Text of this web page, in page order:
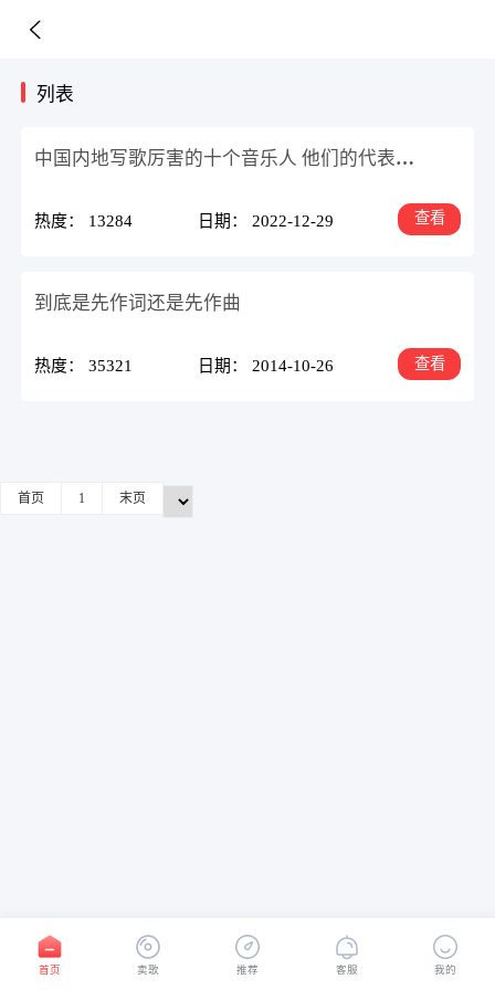
列表
中国内地写歌厉害的十个音乐人 他们的代表作是什么
热度： 13284 日期： 2022-12-29 查看
到底是先作词还是先作曲
热度： 35321 日期： 2014-10-26 查看
首页 1 末页
首页 卖歌 推荐 客服 我的